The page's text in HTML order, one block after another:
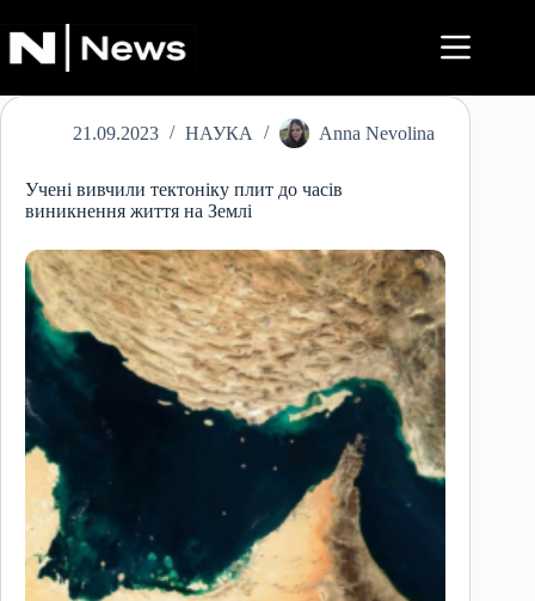
до
вмісту
21.09.2023 НАУКА Anna Nevolina
Учені вивчили тектоніку плит до часів
виникнення життя на Землі